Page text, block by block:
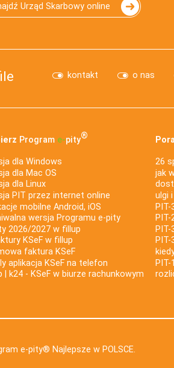
Urząd Skarbowy online
kontakt o nas
Program e‑pity®
dla Windows
dla Mac OS
dla Linux
PIT przez internet online
mobilne Android, iOS
wersja Programu e-pity
2026/2027 w fillup
KSeF w fillup
faktura KSeF
aplikacja KSeF na telefon
| k24 - KSeF w biurze rachunkowym
26
jak
ulgi
PIT-
e-pity® Najlepsze w POLSCE.